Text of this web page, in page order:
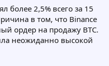
более 2,5% всего за 15
в том, что Binance
ордер на продажу BTC.
неожиданно высокой